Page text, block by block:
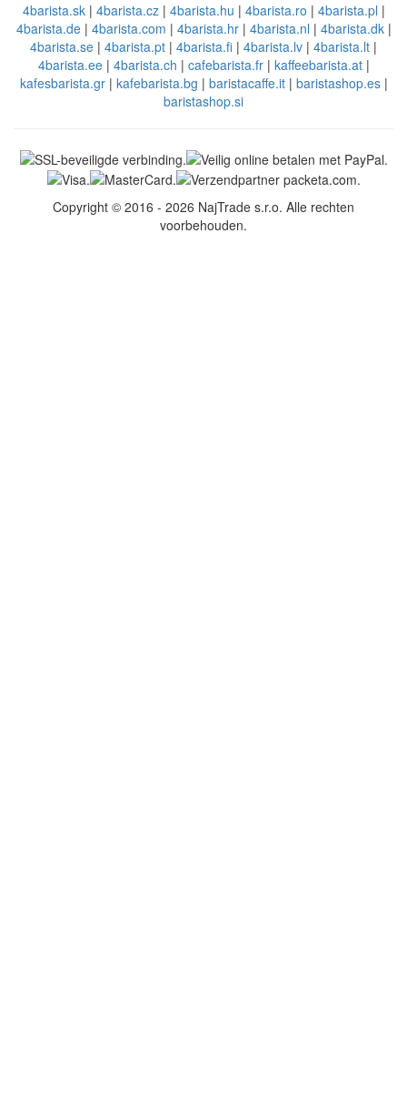
4barista.sk| 4barista.cz| 4barista.hu | 4barista.ro | 4barista.pl |
4barista.de| 4barista.com | 4barista.hr| 4barista.nl | 4barista.dk|
4barista.se | 4barista.pt | 4barista.fi | 4barista.lv | 4barista.lt |
4barista.ee| 4barista.ch | cafebarista.fr| kaffeebarista.at|
kafesbarista.gr| kafebarista.bg | baristacaffe.it| baristashop.es|
baristashop.si
Copyright © 2016 - 2026 NajTrade s.r.o. Alle rechten
voorbehouden.